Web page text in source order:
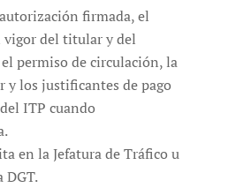
firmada, el
del titular y del
permiso de circulación, la
y los justificantes de pago
ITP cuando
en la Jefatura de Tráfico u
DGT.